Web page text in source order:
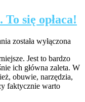
się opłaca!
Zakup
w
Internecie.
To
się
została wyłączona
Jest to bardzo
ich główna zaleta. W
obuwie, narzędzia,
faktycznie warto